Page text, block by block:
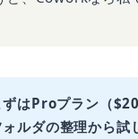
ずはProプラン（
ルダの整理から試